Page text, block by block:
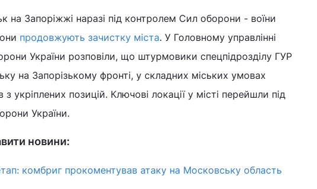
на Запоріжжі наразі під контролем Сил оборони - воїни
продовжують зачистку міста. У Головному управлінні
України розповіли, що штурмовики спецпідрозділу ГУР
на Запорізькому фронті, у складних міських умовах
укріплених позицій. Ключові локації у місті перейшли під
України.
новини:
комбриг прокоментував атаку на Московську область